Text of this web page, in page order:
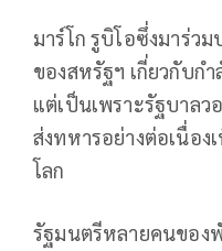
มาร์โก รูบิโอซึ่งมาร่ว
ของสหรัฐฯ เกี่ยวกับก
แต่เป็นเพราะรัฐบาล
ส่งทหารอย่างต่อเนื่อง
โลก
รัฐมนตรีหลายคนของ